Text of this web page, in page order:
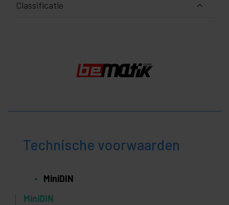
Classificatie
Technische voorwaarden
MiniDIN
MiniDIN